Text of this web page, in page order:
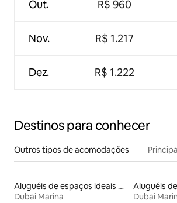
Out.
Nov.
Dez.
R$ 960
R$ 1.217
R$ 1.222
Destinos para conhecer
Outros tipos de acomodações
Aluguéis de espaços ideais para famílias
Dubai Marina
Aluguéis
Dubai